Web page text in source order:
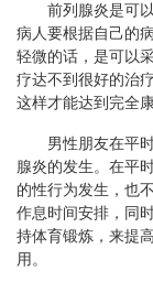
前列腺炎是可
病人要根据自己的
轻微的话，是可以
疗达不到很好的治
这样才能达到完全
男性朋友在平
腺炎的发生。在平
的性行为发生，也
作息时间安排，同
持体育锻炼，来提
用。